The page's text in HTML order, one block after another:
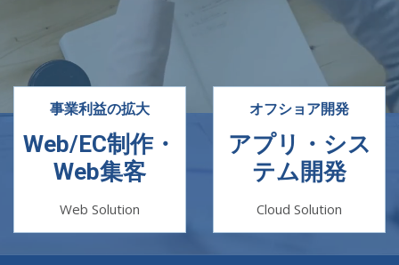
事業利益の拡大
Web/EC制作・
Web集客
Web Solution
オフショア開発
アプリ・シス
テム開発
Cloud Solution